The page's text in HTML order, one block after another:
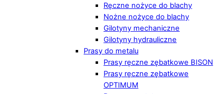
Ręczne nożyce do blachy
Nożne nożyce do blachy
Gilotyny mechaniczne
Gilotyny hydrauliczne
Prasy do metalu
Prasy ręczne zębatkowe BISON
Prasy ręczne zębatkowe
OPTIMUM